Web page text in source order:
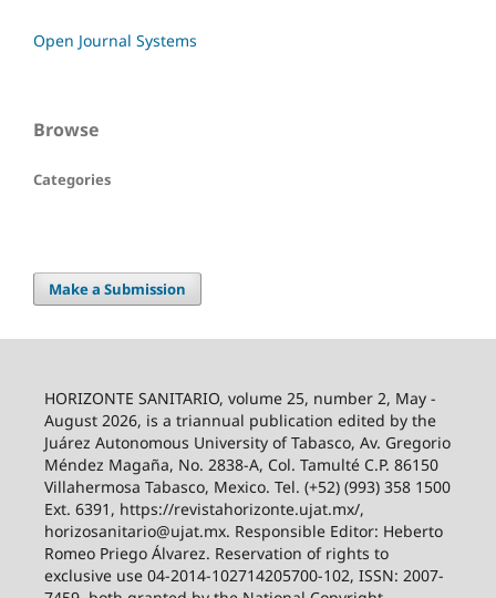
Open Journal Systems
Browse
Categories
Make a Submission
HORIZONTE SANITARIO, volume 25, number 2, May -
August 2026, is a triannual publication edited by the
Juárez Autonomous University of Tabasco, Av. Gregorio
Méndez Magaña, No. 2838-A, Col. Tamulté C.P. 86150
Villahermosa Tabasco, Mexico. Tel. (+52) (993) 358 1500
Ext. 6391, https://revistahorizonte.ujat.mx/,
horizosanitario@ujat.mx. Responsible Editor: Heberto
Romeo Priego Álvarez. Reservation of rights to
exclusive use 04-2014-102714205700-102, ISSN: 2007-